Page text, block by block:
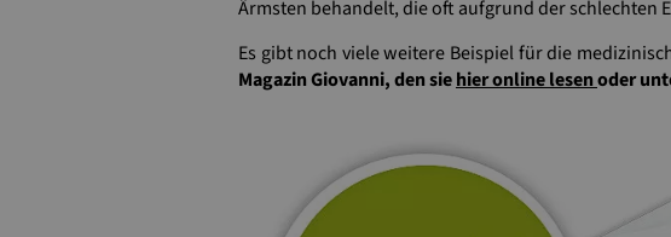
Ärmsten behandelt, die oft aufgrund der schlechten
Es gibt noch viele weitere Beispiel für die
Magazin Giovanni, den siehier online lesenoder